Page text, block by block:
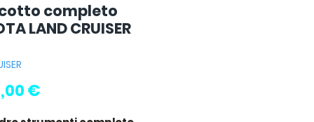
completo
LAND CRUISER
€